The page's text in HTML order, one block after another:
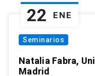
22 ENE
Seminarios
Natalia Fabra,
Madrid